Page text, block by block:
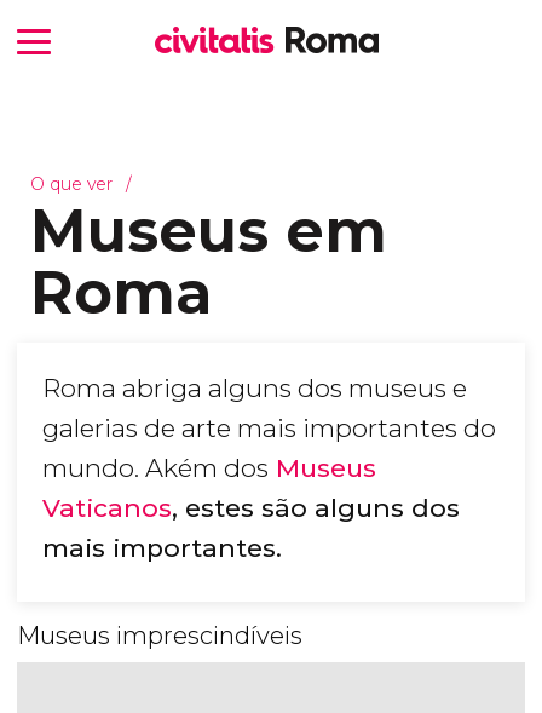
O que ver
Museus em
Roma
Roma abriga alguns dos museus e
galerias de arte mais importantes do
mundo. Akém dos Museus
Vaticanos, estes são alguns dos
mais importantes.
Museus imprescindíveis